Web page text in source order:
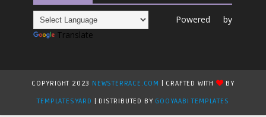
Powered by
Translate
COPYRIGHT 2023 NEWSTERRACE.COM | CRAFTED WITH
BY
TEMPLATESYARD
| DISTRIBUTED BY GOOYAABI TEMPLATES